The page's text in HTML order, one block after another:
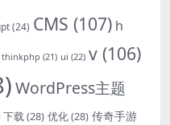
(24) CMS (107) h
thinkphp (21) ui (22) v (106)
WordPress主题
下载(28) 优化(28) 传奇手游